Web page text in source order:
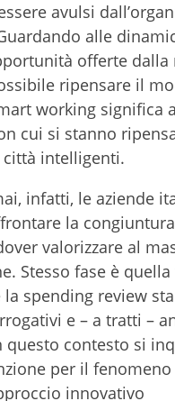
avulsi
alle
offerte dalla
ripensare il
working significa
cui si stanno
intelligenti.
infatti, le aziende
la congiuntura
valorizzare al
Stesso fase è quella
la spending review
e – a tratti –
questo contesto si
per il
innovativo